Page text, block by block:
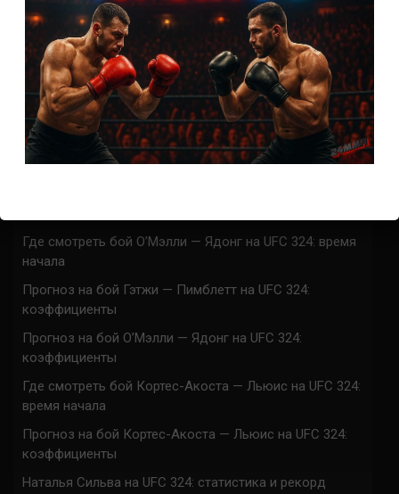
СВЕЖИЕ ЗАПИСИ
ACA 200 прямая трансляция
Марафон боев UFC 325 прямая трансляция
UFC 324 прямая трансляция
Марафон боев UFC 324 прямая трансляция
Где смотреть бой О’Мэлли — Ядонг на UFC 324: время
начала
Прогноз на бой Гэтжи — Пимблетт на UFC 324:
коэффициенты
Прогноз на бой О’Мэлли — Ядонг на UFC 324:
коэффициенты
Где смотреть бой Кортес-Акоста — Льюис на UFC 324:
время начала
Прогноз на бой Кортес-Акоста — Льюис на UFC 324:
коэффициенты
Наталья Сильва на UFC 324: статистика и рекорд